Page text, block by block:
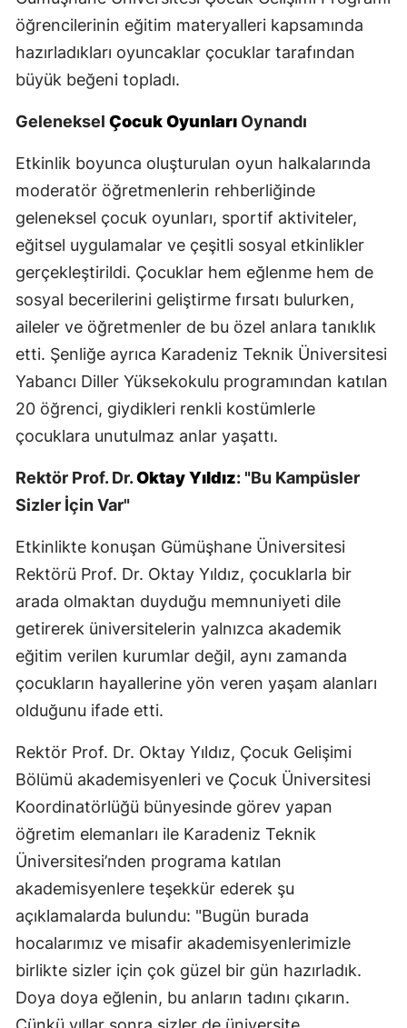
Muş
Nevşehir
Ordu
Rize
Sakarya
Samsun
Siirt
Sinop
Sivas
Tekirdağ
Tokat
Trabzon
Şanlıurfa
Uşak
Yozgat
Zonguldak
Bayburt
Karaman
Kırıkkale
Şırnak
Bartın
Ardahan
öğrencilerinin eğitim materyalleri kapsamında
hazırladıkları oyuncaklar çocuklar tarafından
büyük beğeni topladı.
Geleneksel Çocuk Oyunları Oynandı
Etkinlik boyunca oluşturulan oyun halkalarında
moderatör öğretmenlerin rehberliğinde
geleneksel çocuk oyunları, sportif aktiviteler,
eğitsel uygulamalar ve çeşitli sosyal etkinlikler
gerçekleştirildi. Çocuklar hem eğlenme hem de
sosyal becerilerini geliştirme fırsatı bulurken,
aileler ve öğretmenler de bu özel anlara tanıklık
etti. Şenliğe ayrıca Karadeniz Teknik Üniversitesi
Yabancı Diller Yüksekokulu programından katılan
20 öğrenci, giydikleri renkli kostümlerle
çocuklara unutulmaz anlar yaşattı.
Rektör Prof. Dr.Oktay Yıldız: "Bu Kampüsler
Sizler İçin Var"
Etkinlikte konuşan Gümüşhane Üniversitesi
Rektörü Prof. Dr. Oktay Yıldız, çocuklarla bir
arada olmaktan duyduğu memnuniyeti dile
getirerek üniversitelerin yalnızca akademik
eğitim verilen kurumlar değil, aynı zamanda
çocukların hayallerine yön veren yaşam alanları
olduğunu ifade etti.
Rektör Prof. Dr. Oktay Yıldız, Çocuk Gelişimi
Bölümü akademisyenleri ve Çocuk Üniversitesi
Koordinatörlüğü bünyesinde görev yapan
öğretim elemanları ile Karadeniz Teknik
Üniversitesi’nden programa katılan
akademisyenlere teşekkür ederek şu
açıklamalarda bulundu: "Bugün burada
hocalarımız ve misafir akademisyenlerimizle
birlikte sizler için çok güzel bir gün hazırladık.
Doya doya eğlenin, bu anların tadını çıkarın.